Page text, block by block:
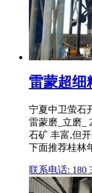
雷蒙超细
宁夏中卫萤石
雷蒙磨_立磨_
石矿 丰富,但
下面推荐桂林
联系电话: 180